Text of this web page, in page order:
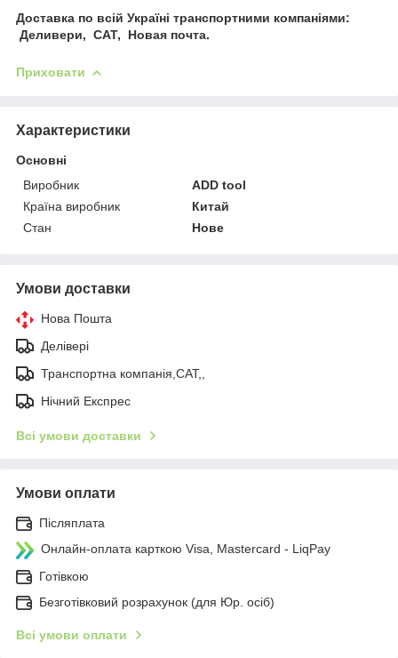
Доставка по всій Україні транспортними компаніями:
Деливери, САТ, Новая почта.
Приховати
Характеристики
Основні
Виробник
ADD tool
Країна виробник
Китай
Стан
Нове
Умови доставки
Нова Пошта
Делівері
Транспортна компанія,САТ,,
Нічний Експрес
Всі умови доставки
Умови оплати
Післяплата
Онлайн-оплата карткою Visa, Mastercard - LiqPay
Готівкою
Безготівковий розрахунок (для Юр. осіб)
Всі умови оплати